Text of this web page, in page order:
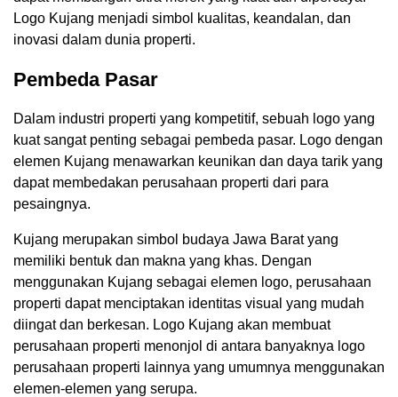
Logo Kujang menjadi simbol kualitas, keandalan, dan
inovasi dalam dunia properti.
Pembeda Pasar
Dalam industri properti yang kompetitif, sebuah logo yang
kuat sangat penting sebagai pembeda pasar. Logo dengan
elemen Kujang menawarkan keunikan dan daya tarik yang
dapat membedakan perusahaan properti dari para
pesaingnya.
Kujang merupakan simbol budaya Jawa Barat yang
memiliki bentuk dan makna yang khas. Dengan
menggunakan Kujang sebagai elemen logo, perusahaan
properti dapat menciptakan identitas visual yang mudah
diingat dan berkesan. Logo Kujang akan membuat
perusahaan properti menonjol di antara banyaknya logo
perusahaan properti lainnya yang umumnya menggunakan
elemen-elemen yang serupa.